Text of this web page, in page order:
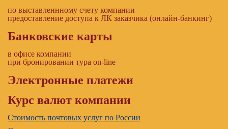
по выставленнному счету компании
предоставление доступа к ЛК заказчика (онлайн-банкинг)
Банковские карты
в офисе компании
при бронировании тура on-line
Электронные платежи
Курс валют компании
Стоимость почтовых услуг по России